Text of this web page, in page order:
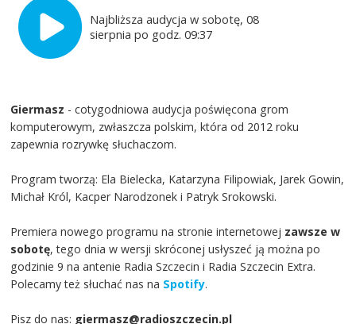
Najbliższa audycja w sobotę, 08
sierpnia po godz. 09:37
Giermasz - cotygodniowa audycja poświęcona grom
komputerowym, zwłaszcza polskim, która od 2012 roku
zapewnia rozrywkę słuchaczom.
Program tworzą: Ela Bielecka, Katarzyna Filipowiak, Jarek Gowin,
Michał Król, Kacper Narodzonek i Patryk Srokowski.
Premiera nowego programu na stronie internetowej zawsze w
sobotę, tego dnia w wersji skróconej usłyszeć ją można po
godzinie 9 na antenie Radia Szczecin i Radia Szczecin Extra.
Polecamy też słuchać nas na Spotify.
Pisz do nas: giermasz@radioszczecin.pl